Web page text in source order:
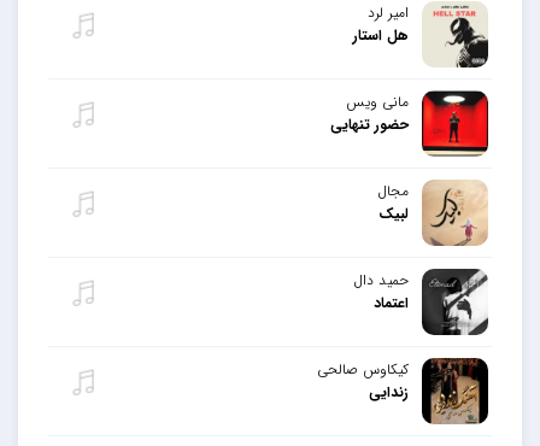
امیر لرد
هل استار
مانی ویس
حضور تنهایی
مجال
لبیک
حمید دال
اعتماد
کیکاوس صالحی
زندایی